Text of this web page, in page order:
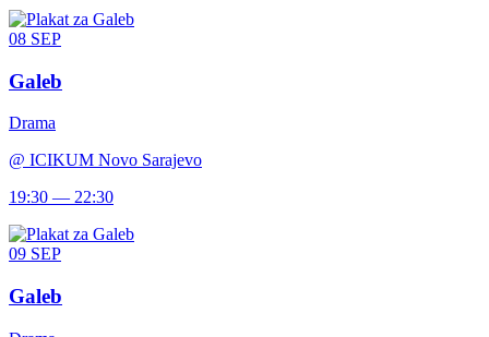
08 SEP
Galeb
Drama
@ ICIKUM Novo Sarajevo
19:30 — 22:30
09 SEP
Galeb